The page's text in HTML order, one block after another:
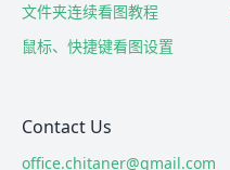
文件夹连续看图教程
鼠标、快捷键看图设置
Contact Us
office.chitaner@gmail.com